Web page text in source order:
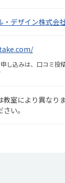
・デザイン株式会
し込みは、口コミ投
教室により異なり
い。